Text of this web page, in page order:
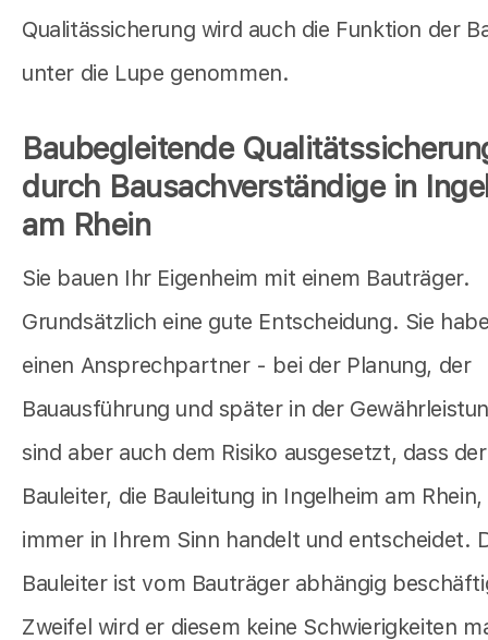
Qualitässicherung wird auch die Funktion der
unter die Lupe genommen.
Baubegleitende
durch Bausachverständige in
am Rhein
Sie bauen Ihr Eigenheim mit einem Bauträger.
Grundsätzlich eine gute Entscheidung. Sie
einen Ansprechpartner - bei der Planung, der
Bauausführung und später in der
sind aber auch dem Risiko ausgesetzt, dass der
Bauleiter, die Bauleitung in Ingelheim am
immer in Ihrem Sinn handelt und entscheidet.
Bauleiter ist vom Bauträger abhängig
Zweifel wird er diesem keine Schwierigkeiten